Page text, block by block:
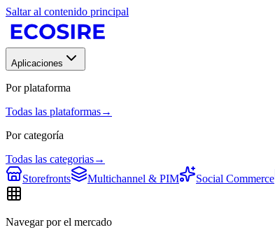
Saltar al contenido principal
Aplicaciones
Por plataforma
Todas las plataformas→
Por categoría
Todas las categorias→
Storefronts
Multichannel & PIM Social Commerce
Navegar por el mercado